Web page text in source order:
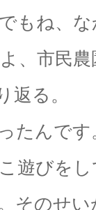
もね、
、市民
返る。
たんです
遊びを
そのせ